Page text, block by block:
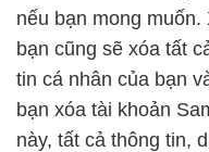
nếu bạn mong
bạn cũng sẽ xóa tất
tin cá nhân của bạn
bạn xóa tài khoản
này, tất cả thông tin,